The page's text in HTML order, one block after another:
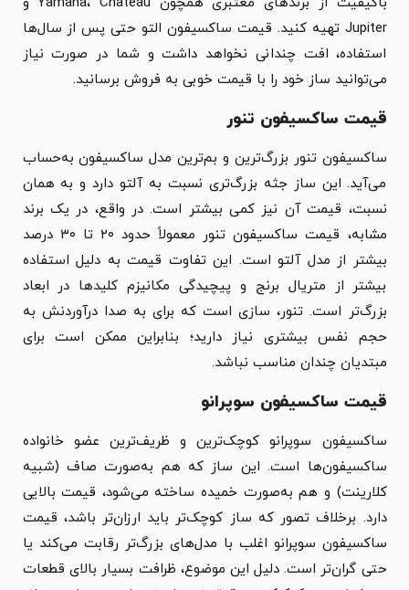
Jupiter تهیه کنید. قیمت ساکسیفون التو حتی پس از سال‌ها
استفاده، افت چندانی نخواهد داشت و شما در صورت نیاز
می‌توانید ساز خود را با قیمت خوبی به فروش برسانید.
قیمت ساکسیفون تنور
ساکسیفون تنور بزرگ‌ترین و بم‌ترین مدل ساکسیفون به‌حساب
می‌آید. این ساز جثه بزرگ‌تری نسبت به آلتو دارد و به همان
نسبت، قیمت آن نیز کمی بیشتر است. در واقع، در یک برند
مشابه، قیمت ساکسیفون تنور معمولاً حدود ۲۰ تا ۳۰ درصد
بیشتر از مدل آلتو است. این تفاوت قیمت به دلیل استفاده
بیشتر از متریال برنج و پیچیدگی مکانیزم کلیدها در ابعاد
بزرگ‌تر است. تنور، سازی است که برای به صدا درآوردنش به
حجم نفس بیشتری نیاز دارید؛ بنابراین ممکن است برای
مبتدیان چندان مناسب نباشد.
قیمت ساکسیفون سوپرانو
ساکسیفون سوپرانو کوچک‌ترین و ظریف‌ترین عضو خانواده
ساکسیفون‌ها است. این ساز که هم به‌صورت صاف (شبیه
کلارینت) و هم به‌صورت خمیده ساخته می‌شود، قیمت بالایی
دارد. برخلاف تصور که ساز کوچک‌تر باید ارزان‌تر باشد، قیمت
ساکسیفون سوپرانو اغلب با مدل‌های بزرگ‌تر رقابت می‌کند یا
حتی گران‌تر است. دلیل این موضوع، ظرافت بسیار بالای قطعات